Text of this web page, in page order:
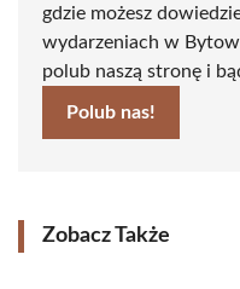
gdzie możesz
wydarzeniach w
polub naszą stronę i
Polub nas!
Zobacz Także